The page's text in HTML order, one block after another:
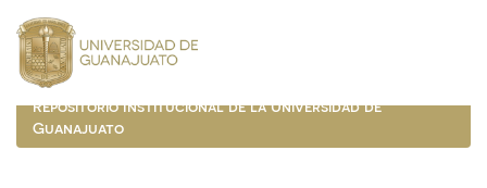
navigation
Repositorio Institucional de la Universidad de
Guanajuato